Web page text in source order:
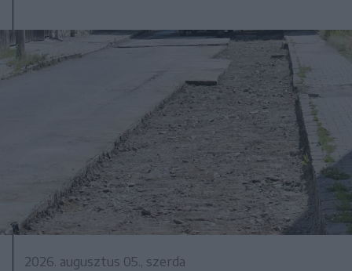
2026. augusztus 05., szerda